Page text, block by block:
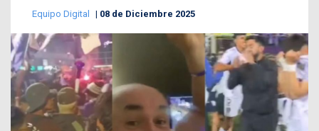
Equipo Digital 08 de Diciembre 2025